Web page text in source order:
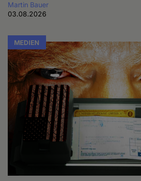
Martin Bauer
03.08.2026
MEDIEN